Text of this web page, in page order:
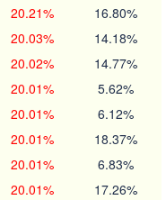
20.21% 16.80%
20.03% 14.18%
20.02% 14.77%
20.01% 5.62%
20.01% 6.12%
20.01% 18.37%
20.01% 6.83%
20.01% 17.26%